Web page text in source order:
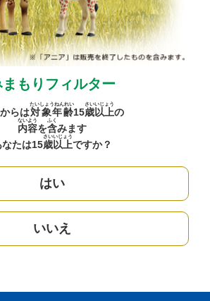
もりフィルター
らは対象年齢
たいしょうねんれい
15歳
さい
以上
いじょう
の
内容
ないよう
を含
ふく
みます
なたは15歳
さい
以上
いじょう
ですか？
はい
いいえ